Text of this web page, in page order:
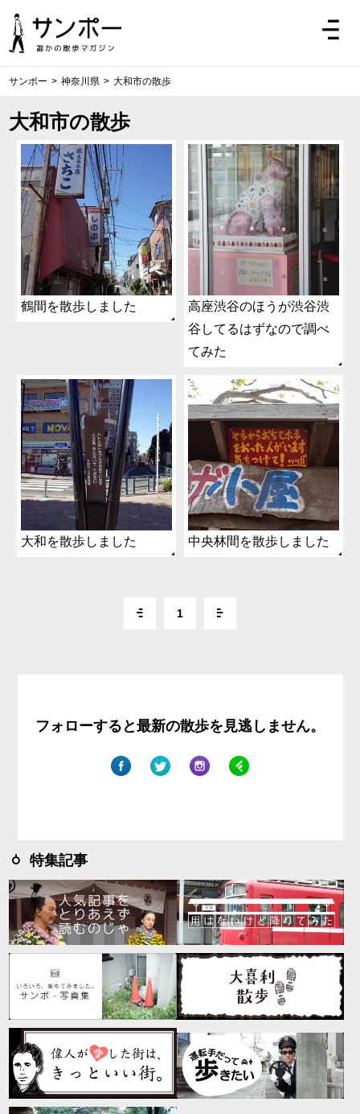
サンポー > 神奈川県 > 大和市の散歩
大和市の散歩
鶴間を散歩しました
高座渋谷のほうが渋谷渋
谷してるはずなので調べ
てみた
大和を散歩しました 中央林間を散歩しました
1
フォローすると最新の散歩を見逃しません。
特集記事